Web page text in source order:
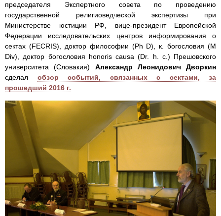
председателя Экспертного совета по проведению
государственной религиоведческой экспертизы при
Министерстве юстиции РФ, вице-президент Европейской
Федерации исследовательских центров информирования о
сектах (FECRIS), доктор философии (Ph D), к. богословия (M
Div), доктор богословия honoris causa (Dr. h. c.) Прешовского
университета (Словакия) Александр Леонидович Дворкин
сделал обзор событий, связанных с сектами, за
прошедший 2016 г.